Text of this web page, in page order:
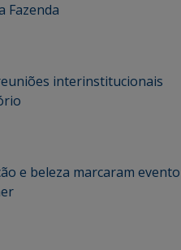
Fazenda
interinstitucionais
e beleza marcaram evento